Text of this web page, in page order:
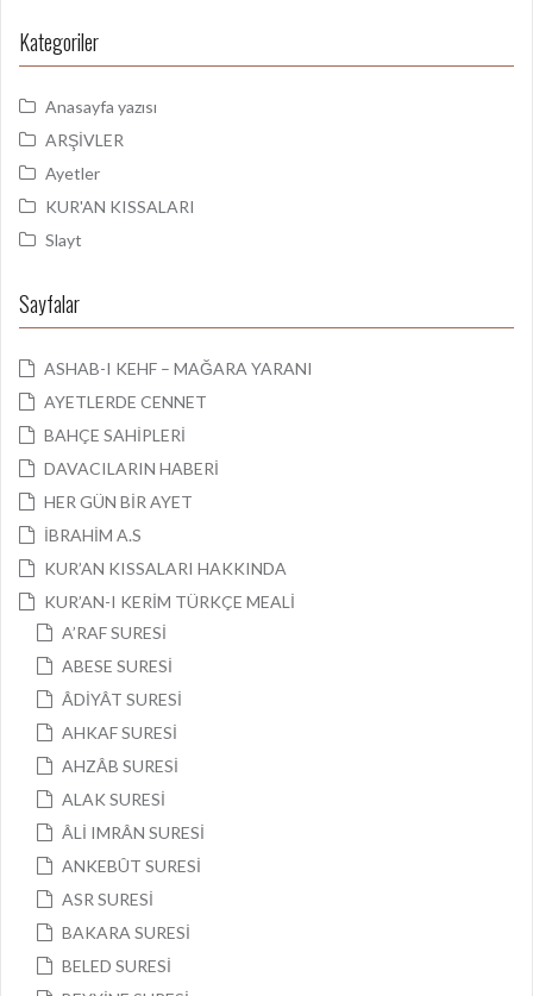
Kategoriler
Anasayfa yazısı
ARŞİVLER
Ayetler
KUR'AN KISSALARI
Slayt
Sayfalar
ASHAB-I KEHF – MAĞARA YARANI
AYETLERDE CENNET
BAHÇE SAHİPLERİ
DAVACILARIN HABERİ
HER GÜN BİR AYET
İBRAHİM A.S
KUR’AN KISSALARI HAKKINDA
KUR’AN-I KERİM TÜRKÇE MEALİ
A’RAF SURESİ
ABESE SURESİ
ÂDİYÂT SURESİ
AHKAF SURESİ
AHZÂB SURESİ
ALAK SURESİ
ÂLİ IMRÂN SURESİ
ANKEBÛT SURESİ
ASR SURESİ
BAKARA SURESİ
BELED SURESİ